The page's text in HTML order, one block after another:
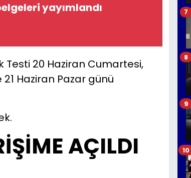
yayımlandı
Testi 20 Haziran Cumartesi,
Haziran Pazar günü
AÇILDI
7
8
9
10